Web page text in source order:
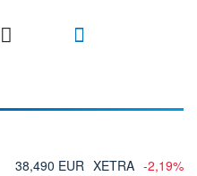
38,490 EUR XETRA -2,19%